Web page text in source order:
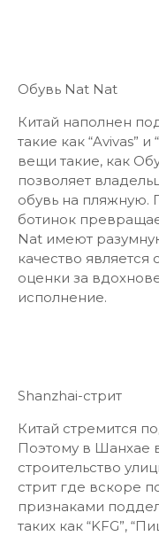
Обувь Nat Nat
Китай наполнен
такие как “Avivas”
вещи такие, как
позволяет
обувь на пляжную.
ботинок
Nat имеют
качество
оценки за
исполнение.
Shanzhai-стрит
Китай стремится
Поэтому в Шанхае
строительство
стрит где вскоре
признаками
таких как “KFG”,